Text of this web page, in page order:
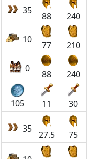
35
88 240
10
77 210
0
88 240
105 11 30
35
27.5 75